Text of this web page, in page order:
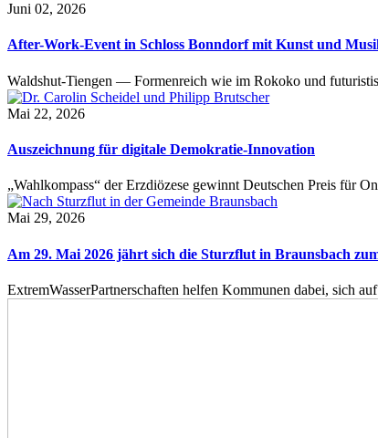
Juni 02, 2026
After-Work-Event in Schloss Bonndorf mit Kunst und
Waldshut-Tiengen — Formenreich wie im Rokoko und
Mai 22, 2026
Auszeichnung für digitale Demokratie-Innovation
„Wahlkompass“ der Erzdiözese gewinnt Deutschen Preis
Mai 29, 2026
Am 29. Mai 2026 jährt sich die Sturzflut in Braunsbach
ExtremWasserPartnerschaften helfen Kommunen dabei, sich